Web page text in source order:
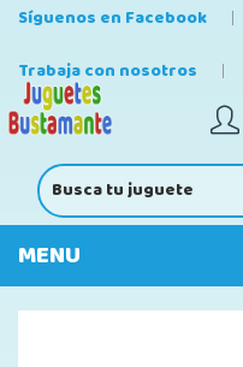
Síguenos en Facebook
Trabaja con nosotros